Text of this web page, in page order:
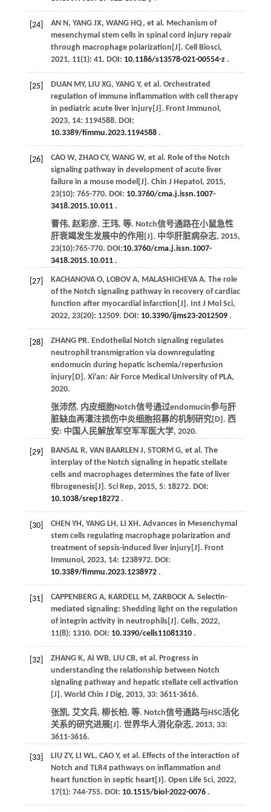
[24] AN N, YANG JX, WANG HQ, et al. Mechanism of
mesenchymal stem cells in spinal cord injury repair
through macrophage polarization[J]. Cell Biosci,
2021, 11(1): 41. DOI: 10.1186/s13578-021-00554-z.
[25] DUAN MY, LIU XG, YANG Y, et al. Orchestrated
regulation of immune inflammation with cell therapy
in pediatric acute liver injury[J]. Front Immunol,
2023, 14: 1194588. DOI:
10.3389/fimmu.2023.1194588.
[26] CAO W, ZHAO CY, WANG W, et al. Role of the Notch
signaling pathway in development of acute liver
failure in a mouse model[J]. Chin J Hepatol, 2015,
23(10): 765-770. DOI: 10.3760/cma.j.issn.1007-
3418.2015.10.011.
曹伟, 赵彩彦, 王玮, 等. Notch信号通路在小鼠急性
肝衰竭发生发展中的作用[J]. 中华肝脏病杂志, 2015,
23(10):765-770. DOI:10.3760/cma.j.issn.1007-
3418.2015.10.011.
[27] KACHANOVA O, LOBOV A, MALASHICHEVA A. The role
of the Notch signaling pathway in recovery of cardiac
function after myocardial infarction[J]. Int J Mol Sci,
2022, 23(20): 12509. DOI: 10.3390/ijms23-2012509.
[28] ZHANG PR. Endothelial Notch signaling regulates
neutrophil transmigration via downregulating
endomucin during hepatic ischemia/reperfusion
injury[D]. Xi'an: Air Force Medical University of PLA,
2020.
张沛然. 内皮细胞Notch信号通过endomucin参与肝
脏缺血再灌注损伤中炎细胞招募的机制研究[D]. 西
安: 中国人民解放军空军军医大学, 2020.
[29] BANSAL R, VAN BAARLEN J, STORM G, et al. The
interplay of the Notch signaling in hepatic stellate
cells and macrophages determines the fate of liver
fibrogenesis[J]. Sci Rep, 2015, 5: 18272. DOI:
10.1038/srep18272.
[30] CHEN YH, YANG LH, LI XH. Advances in Mesenchymal
stem cells regulating macrophage polarization and
treatment of sepsis-induced liver injury[J]. Front
Immunol, 2023, 14: 1238972. DOI:
10.3389/fimmu.2023.1238972.
[31] CAPPENBERG A, KARDELL M, ZARBOCK A. Selectin-
mediated signaling: Shedding light on the regulation
of integrin activity in neutrophils[J]. Cells, 2022,
11(8): 1310. DOI: 10.3390/cells11081310.
[32] ZHANG K, AI WB, LIU CB, et al. Progress in
understanding the relationship between Notch
signaling pathway and hepatic stellate cell activation
[J]. World Chin J Dig, 2013, 33: 3611-3616.
张凯, 艾文兵, 柳长柏, 等. Notch信号通路与HSC活化
关系的研究进展[J]. 世界华人消化杂志, 2013, 33:
3611-3616.
[33] LIU ZY, LI WL, CAO Y, et al. Effects of the interaction of
Notch and TLR4 pathways on inflammation and
heart function in septic heart[J]. Open Life Sci, 2022,
17(1): 744-755. DOI: 10.1515/biol-2022-0076.